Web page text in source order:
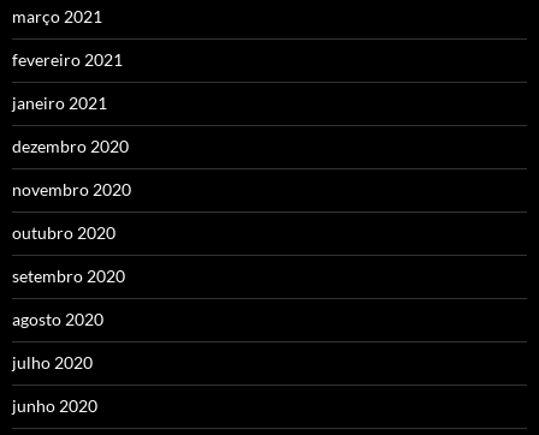
março 2021
fevereiro 2021
janeiro 2021
dezembro 2020
novembro 2020
outubro 2020
setembro 2020
agosto 2020
julho 2020
junho 2020